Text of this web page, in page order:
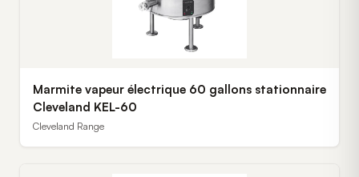
Marmite vapeur électrique 60 gallons stationnaire
Cleveland KEL-60
Cleveland Range